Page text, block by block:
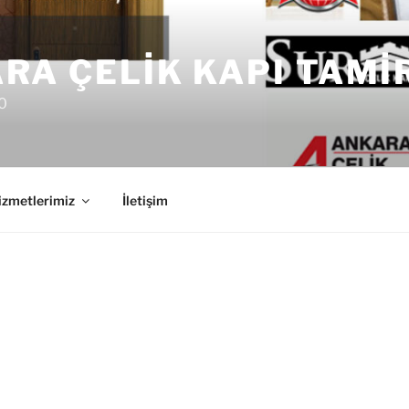
ÇELIK KAPI
İletişim